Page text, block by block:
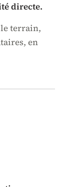
directe.
terrain,
en